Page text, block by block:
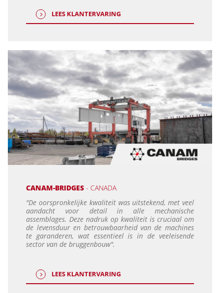
LEES KLANTERVARING
CANAM-BRIDGES- CANADA
"De oorspronkelijke kwaliteit was uitstekend, met veel
aandacht voor detail in alle mechanische
assemblages. Deze nadruk op kwaliteit is cruciaal om
de levensduur en betrouwbaarheid van de machines
te garanderen, wat essentieel is in de veeleisende
sector van de bruggenbouw".
LEES KLANTERVARING